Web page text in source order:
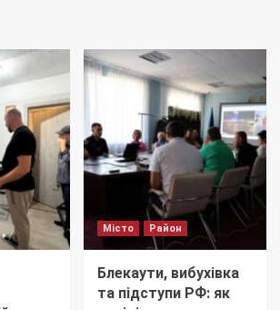
Місто Район
Блекаути, вибухівка
та підступи РФ: як